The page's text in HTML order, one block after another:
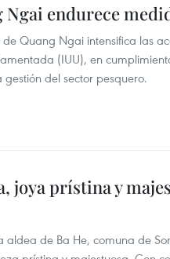
endurece
Quang Ngai intensifica las
(IUU), en
del sector pesquero.
joya prístina y
aldea de Ba He, comuna de